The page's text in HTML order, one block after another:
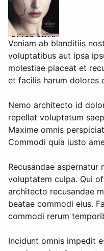
Veniam ab blanditiis
voluptatibus aut ipsa
molestiae placeat et
et facilis harum dolores
Nemo architecto id
repellat voluptatum
Maxime omnis
Commodi quia iusto
Recusandae aspernatur
voluptatem culpa. Qui
architecto recusandae
beatae commodi eius.
commodi rerum
Incidunt omnis impedit